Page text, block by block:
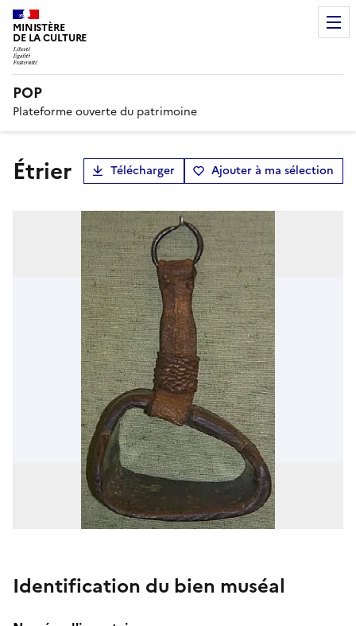
MINISTÈRE
DE LA CULTURE
POP
Plateforme ouverte du patrimoine
étrier Télécharger Ajouter à ma sélection
Identification du bien muséal